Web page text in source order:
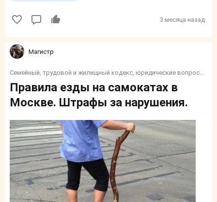
3 месяца назад
Магистр
Правила езды на самокатах в
Москве. Штрафы за нарушения.